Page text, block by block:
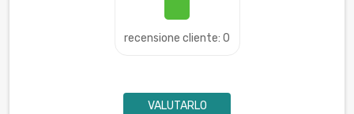
recensione cliente: 0
VALUTARLO